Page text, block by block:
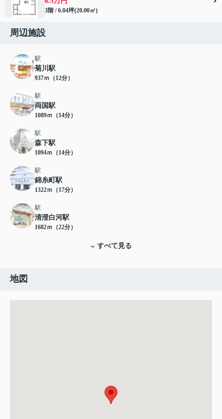
3階 / 6.04坪(20.00㎡)
周辺施設
駅
菊川駅
937ｍ（12分）
駅
両国駅
1089ｍ（14分）
駅
森下駅
1094ｍ（14分）
駅
錦糸町駅
1322ｍ（17分）
駅
清澄白河駅
1682ｍ（22分）
すべて見る
地図